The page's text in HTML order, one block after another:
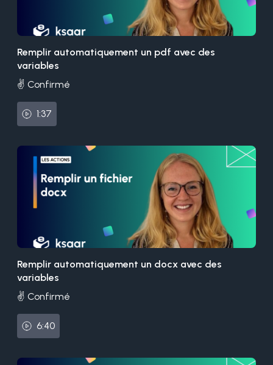
Remplir automatiquement un pdf avec des
variables
✌️ Confirmé
1:37
Remplir automatiquement un docx avec des
variables
✌️ Confirmé
6:40